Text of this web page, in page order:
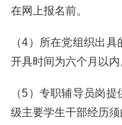
在网上报名前。
（4）所在党组织出
开具时间为六个月以内
（5）专职辅导员岗
级主要学生干部经历